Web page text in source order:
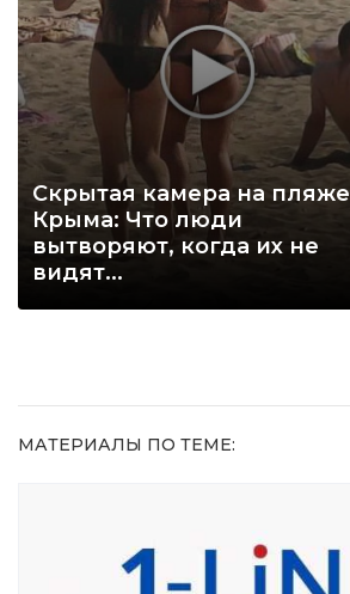
Скрытая камера на пляже
Крыма: Что люди
вытворяют, когда их не
видят...
МАТЕРИАЛЫ ПО ТЕМЕ: